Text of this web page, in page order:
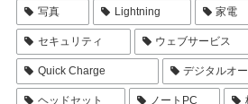
写真 Lightning 家電
セキュリティ ウェブサービス
Quick Charge デジタルオ
ヘッドセット ノートPC